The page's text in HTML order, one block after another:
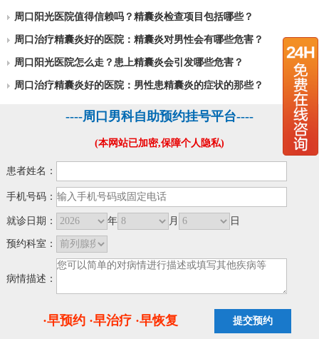
周口阳光医院值得信赖吗？精囊炎检查项目包括哪些？
周口治疗精囊炎好的医院：精囊炎对男性会有哪些危害？
周口阳光医院怎么走？患上精囊炎会引发哪些危害？
周口治疗精囊炎好的医院：男性患精囊炎的症状的那些？
----周口男科自助预约挂号平台----
(本网站已加密,保障个人隐私)
患者姓名：
手机号码：
就诊日期： 年 月 日
预约科室：
病情描述：
·早预约 ·早治疗 ·早恢复